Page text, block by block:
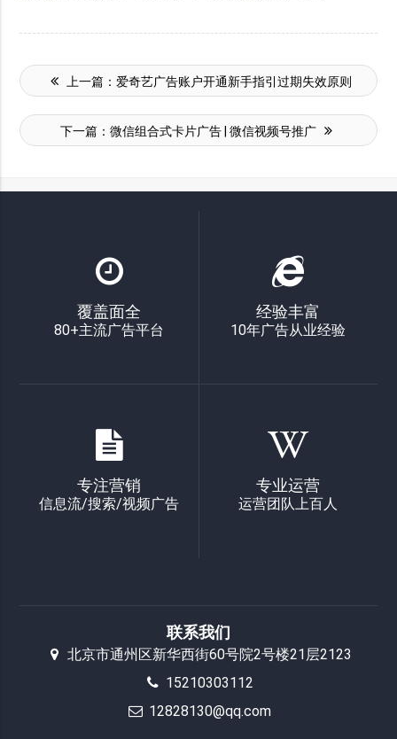
上一篇： 爱奇艺广告账户开通新手指引过期失效原则
下一篇： 微信组合式卡片广告 | 微信视频号推广
覆盖面全
80+主流广告平台
经验丰富
10年广告从业经验
专注营销
信息流/搜索/视频广告
专业运营
运营团队上百人
联系我们
北京市通州区新华西街60号院2号楼21层2123
15210303112
12828130@qq.com